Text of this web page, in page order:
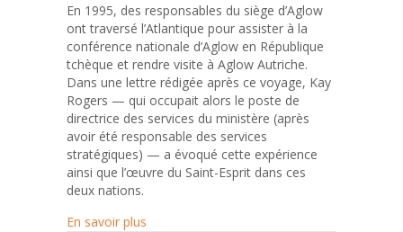
En 1995, des responsables du siège d’Aglow
ont traversé l’Atlantique pour assister à la
conférence nationale d’Aglow en République
tchèque et rendre visite à Aglow Autriche.
Dans une lettre rédigée après ce voyage, Kay
Rogers — qui occupait alors le poste de
directrice des services du ministère (après
avoir été responsable des services
stratégiques) — a évoqué cette expérience
ainsi que l’œuvre du Saint-Esprit dans ces
deux nations.
En savoir plus